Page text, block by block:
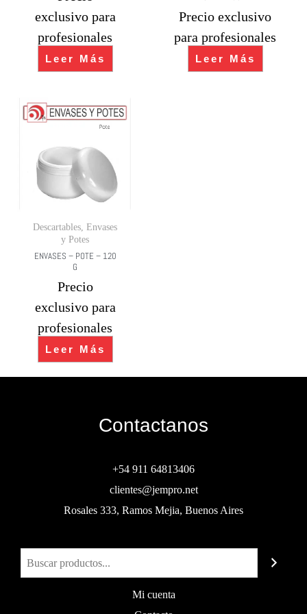
exclusivo para
profesionales
Leer Más
Precio exclusivo
para profesionales
Leer Más
Descartables, Envases
y Potes
ENVASES – POTE – 120
G
Precio
exclusivo para
profesionales
Leer Más
Contactanos
+54 911 64813406
clientes@jempro.net
Rosales 333, Ramos Mejia, Buenos Aires
Mi cuenta